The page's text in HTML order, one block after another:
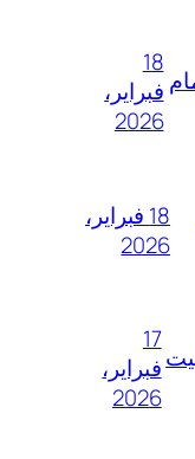
18
فبراير،
2026
18 فبراير،
2026
17
فبراير،
2026